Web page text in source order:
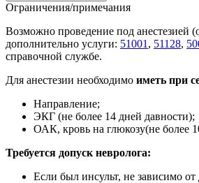
Ограничения/примечания
Возможно проведение под анестезией
дополнительно услуги: 51001 , 51128,
справочной службе.
Для анестезии необходимо иметь при
Направление;
ЭКГ (не более 14 дней давности);
ОАК, кровь на глюкозу(не более
Требуется допуск невролога:
Если был инсульт, не зависимо от